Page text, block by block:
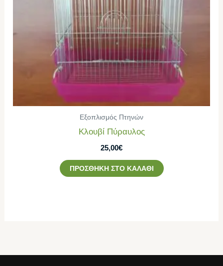
Εξοπλισμός Πτηνών
Κλουβί Πύραυλος
25,00€
ΠΡΟΣΘΉΚΗ ΣΤΟ ΚΑΛΆΘΙ